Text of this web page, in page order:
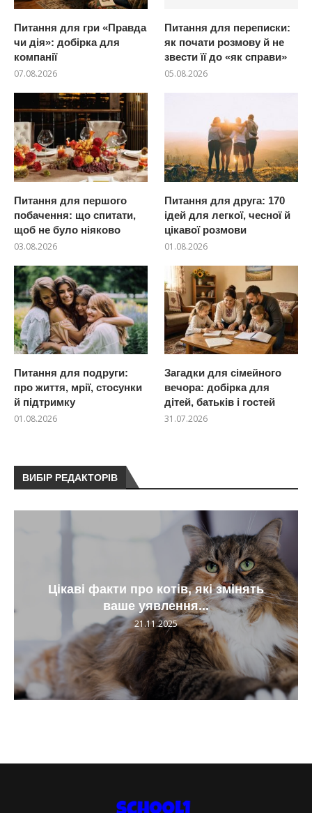
Питання для гри «Правда
чи дія»: добірка для
компанії
07.08.2026
Питання для переписки:
як почати розмову й не
звести її до «як справи»
05.08.2026
Питання для першого
побачення: що спитати,
щоб не було ніяково
03.08.2026
Питання для друга: 170
ідей для легкої, чесної й
цікавої розмови
01.08.2026
Питання для подруги:
про життя, мрії, стосунки
й підтримку
01.08.2026
Загадки для сімейного
вечора: добірка для
дітей, батьків і гостей
31.07.2026
ВИБІР РЕДАКТОРІВ
Цікаві факти про котів, які змінять
ваше уявлення...
21.11.2025